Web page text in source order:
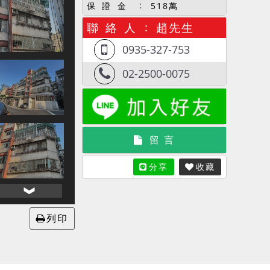
列印
保 證 金 518萬
聯 絡 人 趙先生
0935-327-753
02-2500-0075
留 言
分享 收藏